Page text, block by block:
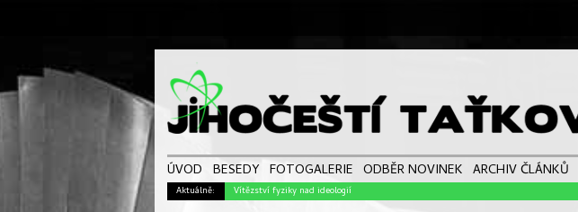
ÚVOD BESEDY FOTOGALERIE ODBĚR NOVINEK ARCHIV ČLÁNKŮ
Aktuálně: Vítězství fyziky nad ideologií